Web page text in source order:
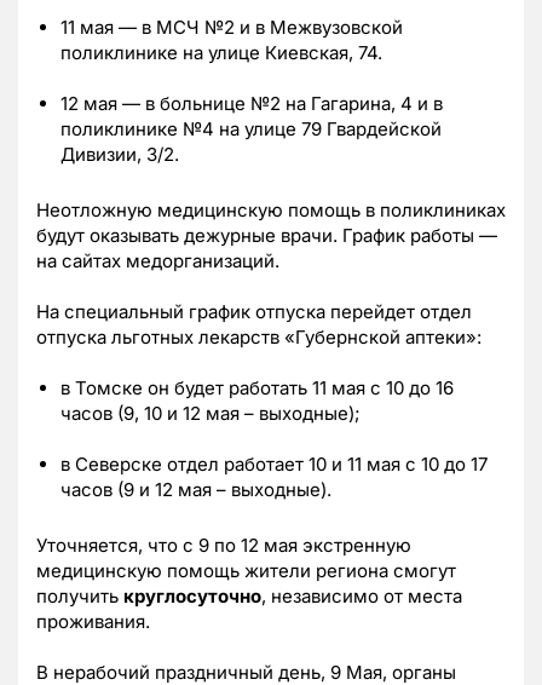
11 мая — в МСЧ №2 и в Межвузовской
поликлинике на улице Киевская, 74.
12 мая — в больнице №2 на Гагарина, 4 и в
поликлинике №4 на улице 79 Гвардейской
Дивизии, 3/2.
Неотложную медицинскую помощь в поликлиниках
будут оказывать дежурные врачи. График работы —
на сайтах медорганизаций.
На специальный график отпуска перейдет отдел
отпуска льготных лекарств «Губернской аптеки»:
в Томске он будет работать 11 мая с 10 до 16
часов (9, 10 и 12 мая – выходные);
в Северске отдел работает 10 и 11 мая с 10 до 17
часов (9 и 12 мая – выходные).
Уточняется, что с 9 по 12 мая экстренную
медицинскую помощь жители региона смогут
получить круглосуточно, независимо от места
проживания.
В нерабочий праздничный день, 9 Мая, органы